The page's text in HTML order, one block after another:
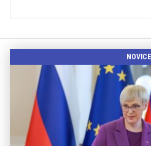
NOVICE